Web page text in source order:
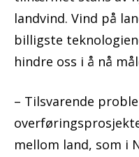
landvind. Vind på
billigste
hindre oss i å nå
– Tilsvarende
mellom land, som i